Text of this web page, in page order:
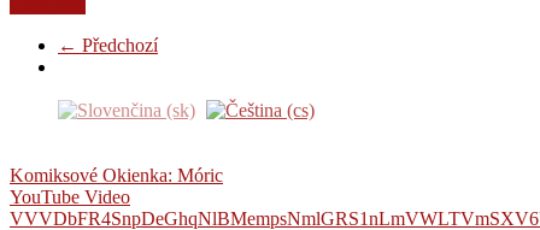
← Předchozí
Komiksové Okienka: Móric
YouTube Video